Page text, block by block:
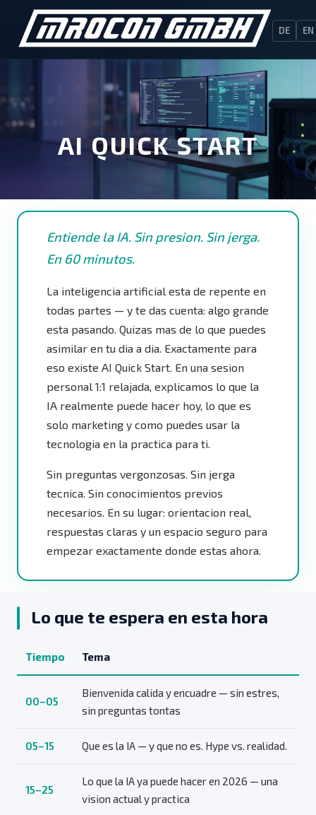
DE EN
AI QUICK START
Entiende la IA. Sin presion. Sin jerga.
En 60 minutos.
La inteligencia artificial esta de repente en
todas partes — y te das cuenta: algo grande
esta pasando. Quizas mas de lo que puedes
asimilar en tu dia a dia. Exactamente para
eso existe AI Quick Start. En una sesion
personal 1:1 relajada, explicamos lo que la
IA realmente puede hacer hoy, lo que es
solo marketing y como puedes usar la
tecnologia en la practica para ti.
Sin preguntas vergonzosas. Sin jerga
tecnica. Sin conocimientos previos
necesarios. En su lugar: orientacion real,
respuestas claras y un espacio seguro para
empezar exactamente donde estas ahora.
Lo que te espera en esta hora
Tiempo Tema
00–05
Bienvenida calida y encuadre — sin estres,
sin preguntas tontas
05–15 Que es la IA — y que no es. Hype vs. realidad.
15–25
Lo que la IA ya puede hacer en 2026 — una
vision actual y practica